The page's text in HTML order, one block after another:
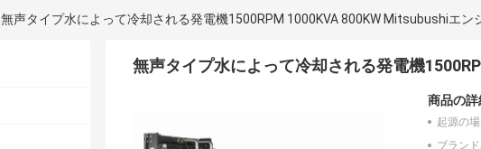
無声タイプ水によって冷却される発電機1500RPM 1000KVA 800KW Mitsubushiエン
無声タイプ水によって冷却される発電機
商品の詳
起源の
ブラン